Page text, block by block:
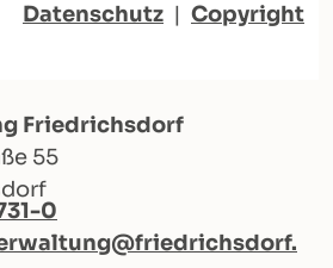
Datenschutz | Copyright
Friedrichsdorf
55
0